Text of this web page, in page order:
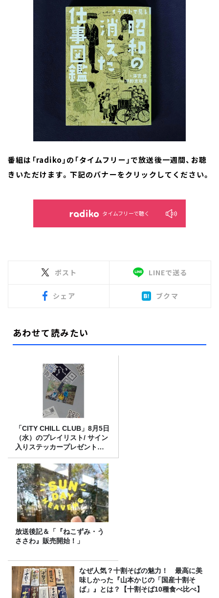
番組は「radiko 」の「タイムフリー」で放送後一週間、お聴
きいただけます。下記のバナーをクリックしてください。
タイムフリーで聴く
ポスト LINEで送る
シェア ブクマ
あわせて読みたい
「CITY CHILL CLUB」8月5日
（水）のプレイリスト/ サイン
入りステッカープレゼント有
り
放送後記＆「『ねこずみ・う
ささわ』販売開始！」
なぜ人気？十割そばの魅力！ 最高に美
味しかった『山本かじの「国産十割そ
ば」』とは？【十割そば10種食べ比べ】